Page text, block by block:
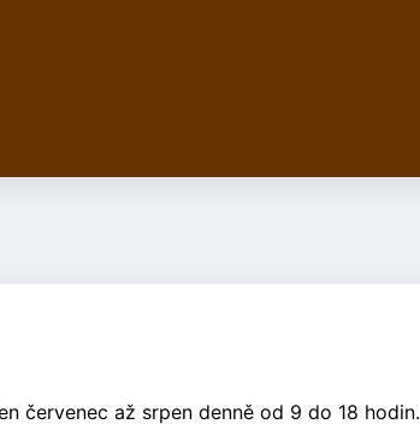
červenec až srpen denně od 9 do 18 hodin.